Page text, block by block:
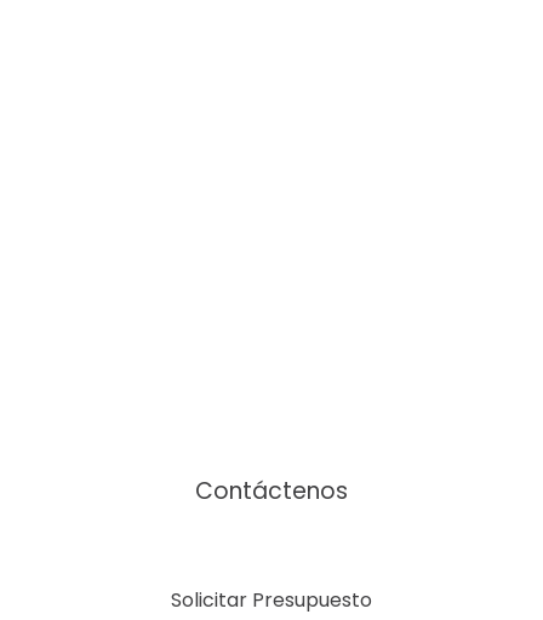
Contáctenos
Solicitar Presupuesto